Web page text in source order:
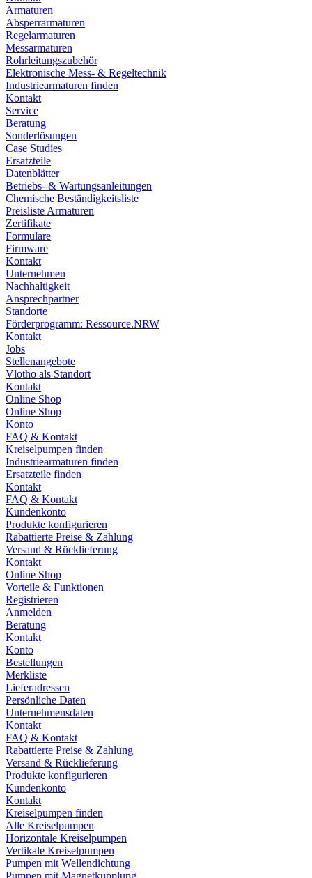
Armaturen
Absperrarmaturen
Regelarmaturen
Messarmaturen
Rohrleitungszubehör
Elektronische Mess- & Regeltechnik
Industriearmaturen finden
Kontakt
Service
Beratung
Sonderlösungen
Case Studies
Ersatzteile
Datenblätter
Betriebs- & Wartungsanleitungen
Chemische Beständigkeitsliste
Preisliste Armaturen
Zertifikate
Formulare
Firmware
Kontakt
Unternehmen
Nachhaltigkeit
Ansprechpartner
Standorte
Förderprogramm: Ressource.NRW
Kontakt
Jobs
Stellenangebote
Vlotho als Standort
Kontakt
Online Shop
Online Shop
Konto
FAQ & Kontakt
Kreiselpumpen finden
Industriearmaturen finden
Ersatzteile finden
Kontakt
FAQ & Kontakt
Kundenkonto
Produkte konfigurieren
Rabattierte Preise & Zahlung
Versand & Rücklieferung
Kontakt
Online Shop
Vorteile & Funktionen
Registrieren
Anmelden
Beratung
Kontakt
Konto
Bestellungen
Merkliste
Lieferadressen
Persönliche Daten
Unternehmensdaten
Kontakt
FAQ & Kontakt
Rabattierte Preise & Zahlung
Versand & Rücklieferung
Produkte konfigurieren
Kundenkonto
Kontakt
Kreiselpumpen finden
Alle Kreiselpumpen
Horizontale Kreiselpumpen
Vertikale Kreiselpumpen
Pumpen mit Wellendichtung